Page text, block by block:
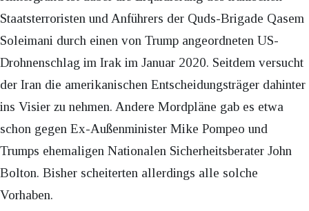
Staatsterroristen und Anführers der Quds-Brigade Qasem
Soleimani durch einen von Trump angeordneten US-
Drohnenschlag im Irak im Januar 2020. Seitdem versucht
der Iran die amerikanischen Entscheidungsträger dahinter
ins Visier zu nehmen. Andere Mordpläne gab es etwa
schon gegen Ex-Außenminister Mike Pompeo und
Trumps ehemaligen Nationalen Sicherheitsberater John
Bolton. Bisher scheiterten allerdings alle solche
Vorhaben.